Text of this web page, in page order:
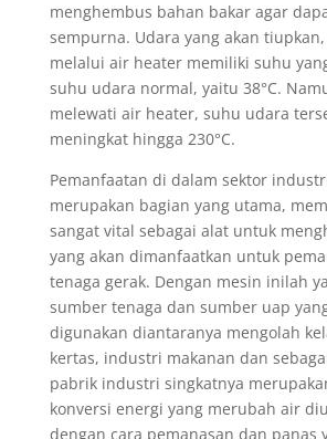
menghembus bahan bakar agar
sempurna. Udara yang akan
melalui air heater memiliki suhu
suhu udara normal, yaitu 38°C.
melewati air heater, suhu udara
meningkat hingga 230°C.
Pemanfaatan di dalam sektor
merupakan bagian yang utama,
sangat vital sebagai alat untuk
yang akan dimanfaatkan untuk
tenaga gerak. Dengan mesin inilah
sumber tenaga dan sumber uap
digunakan diantaranya mengolah
kertas, industri makanan dan
pabrik industri singkatnya
konversi energi yang merubah air
dengan cara pemanasan dan panas